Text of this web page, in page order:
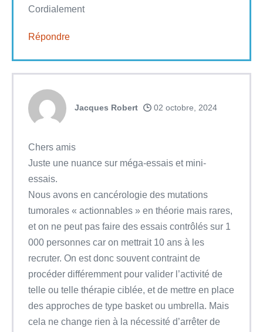
Cordialement
Répondre
Jacques Robert 02 octobre, 2024
Chers amis
Juste une nuance sur méga-essais et mini-
essais.
Nous avons en cancérologie des mutations
tumorales « actionnables » en théorie mais rares,
et on ne peut pas faire des essais contrôlés sur 1
000 personnes car on mettrait 10 ans à les
recruter. On est donc souvent contraint de
procéder différemment pour valider l’activité de
telle ou telle thérapie ciblée, et de mettre en place
des approches de type basket ou umbrella. Mais
cela ne change rien à la nécessité d’arrêter de